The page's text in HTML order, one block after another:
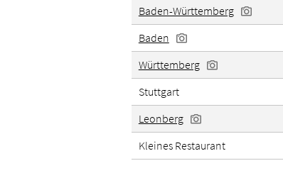
Baden-Württemberg
Baden
Württemberg
Stuttgart
Leonberg
Kleines Restaurant